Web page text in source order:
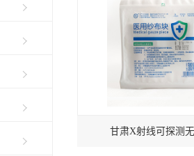
甘肃X射线可探测